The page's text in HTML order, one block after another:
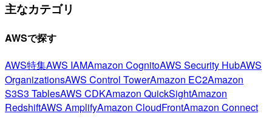
主なカテゴリ
AWSで探す
AWS特集AWS IAMAmazon CognitoAWS Security HubAWS
OrganizationsAWS Control TowerAmazon EC2Amazon
S3S3 TablesAWS CDKAmazon QuickSightAmazon
RedshiftAWS AmplifyAmazon CloudFrontAmazon Connect